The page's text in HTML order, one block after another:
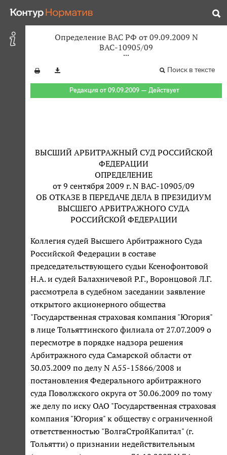
Определение ВАС РФ от 09.09.2009 N
ВАС-10905/09
Поиск в тексте
Редакция от 09.09.2009 — Действует
ВЫСШИЙ АРБИТРАЖНЫЙ СУД РОССИЙСКОЙ
ФЕДЕРАЦИИ
ОПРЕДЕЛЕНИЕ
от 9 сентября 2009 г. N ВАС-10905/09
ОБ ОТКАЗЕ В ПЕРЕДАЧЕ ДЕЛА В ПРЕЗИДИУМ
ВЫСШЕГО АРБИТРАЖНОГО СУДА
РОССИЙСКОЙ ФЕДЕРАЦИИ
Коллегия судей Высшего Арбитражного Суда
Российской Федерации в составе
председательствующего судьи Ксенофонтовой
Н.А. и судей Балахничевой Р.Г., Воронцовой Л.Г.
рассмотрела в судебном заседании заявление
открытого акционерного общества
"Государственная страховая компания "Югория"
в лице Тольяттинского филиала от 27.07.2009 о
пересмотре в порядке надзора решения
Арбитражного суда Самарской области от
30.03.2009 по делу N А55-15866/2008 и
постановления Федерального арбитражного
суда Поволжского округа от 30.06.2009 по тому
же делу по иску ОАО "Государственная страховая
компания "Югория" к обществу с ограниченной
ответственностью "ВолгаСтройКапитал" (г.
Тольятти) о признании недействительным